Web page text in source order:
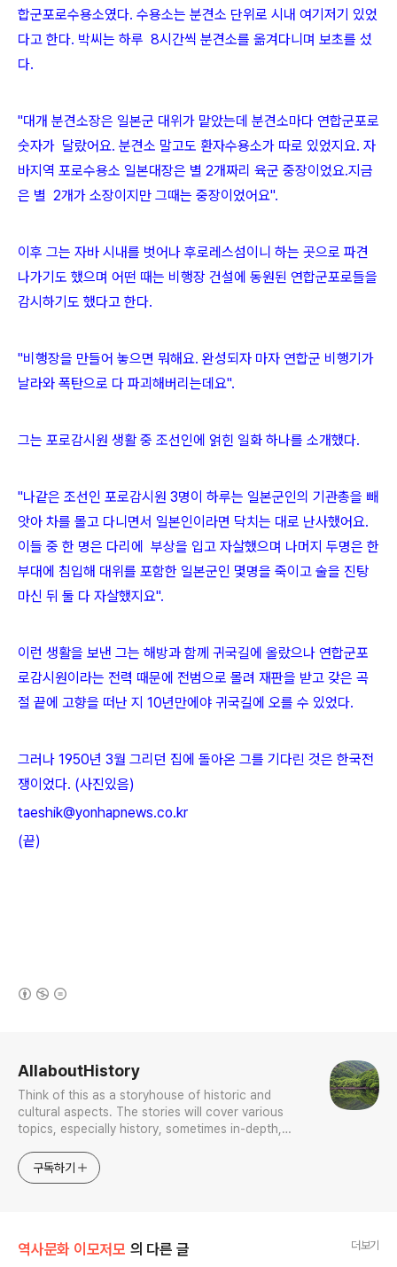
합군포로수용소였다. 수용소는 분견소 단위로 시내 여기저기 있었
다고 한다. 박씨는 하루 8시간씩 분견소를 옮겨다니며 보초를 섰
다.
"대개 분견소장은 일본군 대위가 맡았는데 분견소마다 연합군포로
숫자가 달랐어요. 분견소 말고도 환자수용소가 따로 있었지요. 자
바지역 포로수용소 일본대장은 별 2개짜리 육군 중장이었요.지금
은 별 2개가 소장이지만 그때는 중장이었어요".
이후 그는 자바 시내를 벗어나 후로레스섬이니 하는 곳으로 파견
나가기도 했으며 어떤 때는 비행장 건설에 동원된 연합군포로들을
감시하기도 했다고 한다.
"비행장을 만들어 놓으면 뭐해요. 완성되자 마자 연합군 비행기가
날라와 폭탄으로 다 파괴해버리는데요".
그는 포로감시원 생활 중 조선인에 얽힌 일화 하나를 소개했다.
"나같은 조선인 포로감시원 3명이 하루는 일본군인의 기관총을 빼
앗아 차를 몰고 다니면서 일본인이라면 닥치는 대로 난사했어요.
이들 중 한 명은 다리에 부상을 입고 자살했으며 나머지 두명은 한
부대에 침입해 대위를 포함한 일본군인 몇명을 죽이고 술을 진탕
마신 뒤 둘 다 자살했지요".
이런 생활을 보낸 그는 해방과 함께 귀국길에 올랐으나 연합군포
로감시원이라는 전력 때문에 전범으로 몰려 재판을 받고 갖은 곡
절 끝에 고향을 떠난 지 10년만에야 귀국길에 오를 수 있었다.
그러나 1950년 3월 그리던 집에 돌아온 그를 기다린 것은 한국전
쟁이었다. (사진있음)
taeshik@yonhapnews.co.kr
(끝)
AllaboutHistory
Think of this as a storyhouse of historic and
cultural aspects. The stories will cover various
topics, especially history, sometimes in-depth,
approach will be to resist any common sense or
generalized viewpoint
구독하기
역사문화 이모저모 의 다른 글 더보기